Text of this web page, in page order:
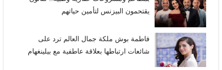
يقتحمون البيزنس لتأمين حياتهم
فاطمة بوش ملكة جمال العالم ترد على
شائعات ارتباطها بعلاقة عاطفية مع بيلينغهام